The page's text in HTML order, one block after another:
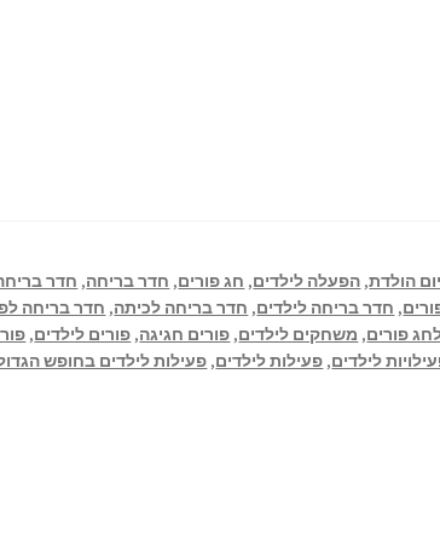
הולדת, הפעלה לילדים, חג פורים, חדר בריחה, חדר בריחה
, חדר בריחה לילדים, חדר בריחה לכיתה, חדר בריחה
פורים, משחקים לילדים, פורים חגיגה, פורים לילדים,
לילדים, פעילות לילדים, פעילות לילדים בחופש